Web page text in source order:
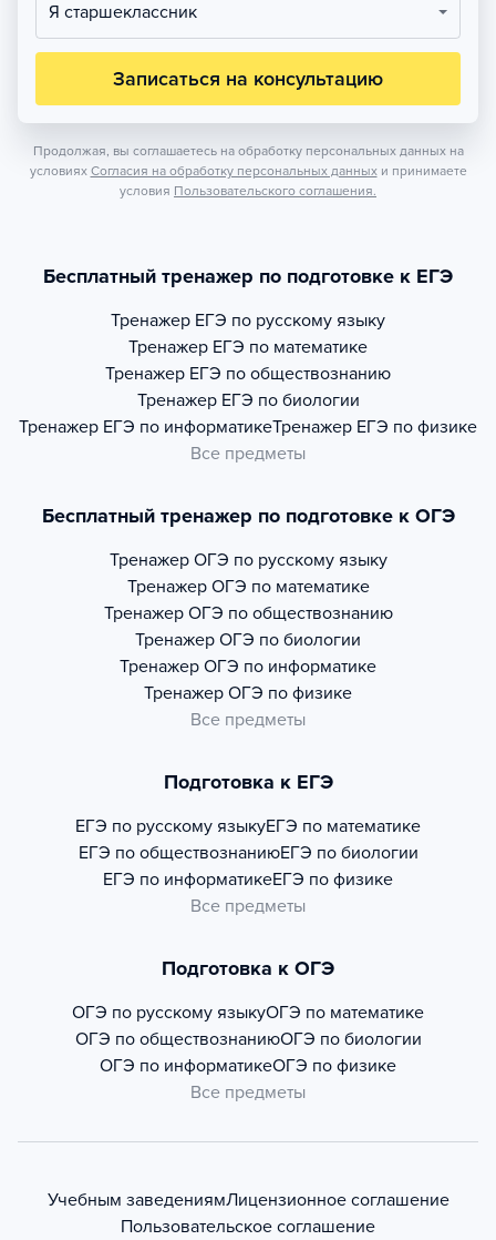
Я старшеклассник
Записаться на консультацию
Продолжая, вы соглашаетесь на обработку персональных данных на
условиях Согласия на обработку персональных данных и принимаете
условия Пользовательского соглашения.
Бесплатный тренажер по подготовке к ЕГЭ
Тренажер ЕГЭ по русскому языку
Тренажер ЕГЭ по математике
Тренажер ЕГЭ по обществознанию
Тренажер ЕГЭ по биологии
Тренажер ЕГЭ по информатикеТренажер ЕГЭ по физике
Все предметы
Бесплатный тренажер по подготовке к ОГЭ
Тренажер ОГЭ по русскому языку
Тренажер ОГЭ по математике
Тренажер ОГЭ по обществознанию
Тренажер ОГЭ по биологии
Тренажер ОГЭ по информатике
Тренажер ОГЭ по физике
Все предметы
Подготовка к ЕГЭ
ЕГЭ по русскому языкуЕГЭ по математике
ЕГЭ по обществознаниюЕГЭ по биологии
ЕГЭ по информатикеЕГЭ по физике
Все предметы
Подготовка к ОГЭ
ОГЭ по русскому языкуОГЭ по математике
ОГЭ по обществознаниюОГЭ по биологии
ОГЭ по информатикеОГЭ по физике
Все предметы
Учебным заведениямЛицензионное соглашение
Пользовательское соглашение